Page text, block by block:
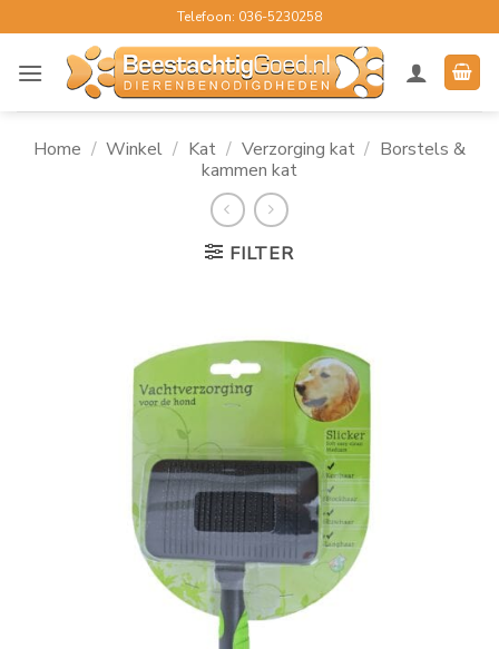
naar
inhoud
Telefoon: 036-5230258
Home / Winkel / Kat / Verzorging kat / Borstels &
kammen kat
FILTER